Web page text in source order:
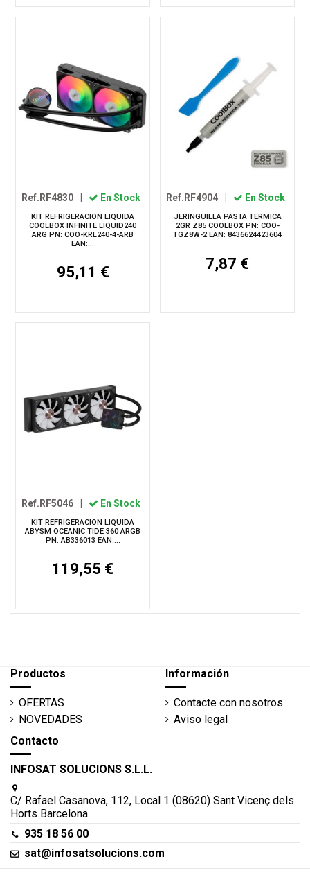
Ref.RF4830 En Stock
KIT REFRIGERACION LIQUIDA
COOLBOX INFINITE LIQUID240
ARG PN: COO-KRL240-4-ARB
EAN:...
95,11 €
Ref.RF4904 En Stock
JERINGUILLA PASTA TERMICA
2GR Z85 COOLBOX PN: COO-
TGZ8W-2 EAN: 8436624423604
7,87 €
Ref.RF5046 | En Stock
KIT REFRIGERACION LIQUIDA
ABYSM OCEANIC TIDE 360 ARGB
PN: AB336013 EAN:...
119,55 €
Productos
OFERTAS
NOVEDADES
Información
Contacte con nosotros
Aviso legal
Contacto
INFOSAT SOLUCIONS S.L.L.
C/ Rafael Casanova, 112, Local 1 (08620) Sant Vicenç dels
Horts Barcelona.
935 18 56 00
sat@infosatsolucions.com